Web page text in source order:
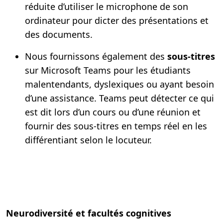
réduite d’utiliser le microphone de son
ordinateur pour dicter des présentations et
des documents.
Nous fournissons également des sous-titres
sur Microsoft Teams pour les étudiants
malentendants, dyslexiques ou ayant besoin
d’une assistance. Teams peut détecter ce qui
est dit lors d’un cours ou d’une réunion et
fournir des sous-titres en temps réel en les
différentiant selon le locuteur.
Neurodiversité et facultés cognitives